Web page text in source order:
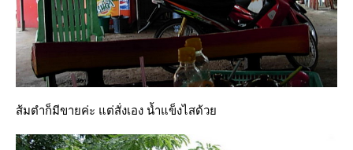
ส้มตำก็มีขายค่ะ แต่สั่งเอง น้ำแข็งไสด้ว